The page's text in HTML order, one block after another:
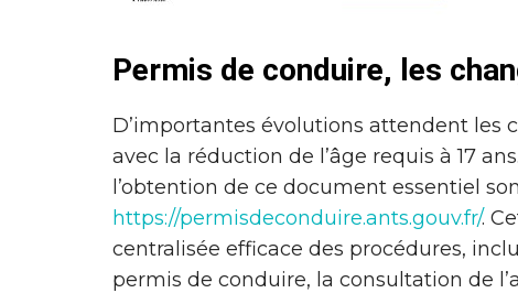
Permis de conduire, les
D’importantes évolutions attendent les
avec la réduction de l’âge requis à 17
l’obtention de ce document essentiel
https://permisdeconduire.ants.gouv.fr/.
centralisée efficace des procédures,
permis de conduire, la consultation de